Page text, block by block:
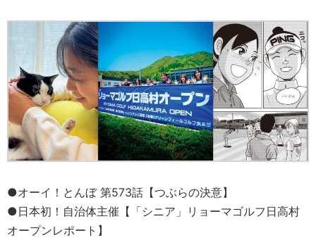
●オーイ！とんぼ 第573話【つぶらの決意】
●日本初！自治体主催【「シニア」リョーマゴルフ日高村
オープンレポート】